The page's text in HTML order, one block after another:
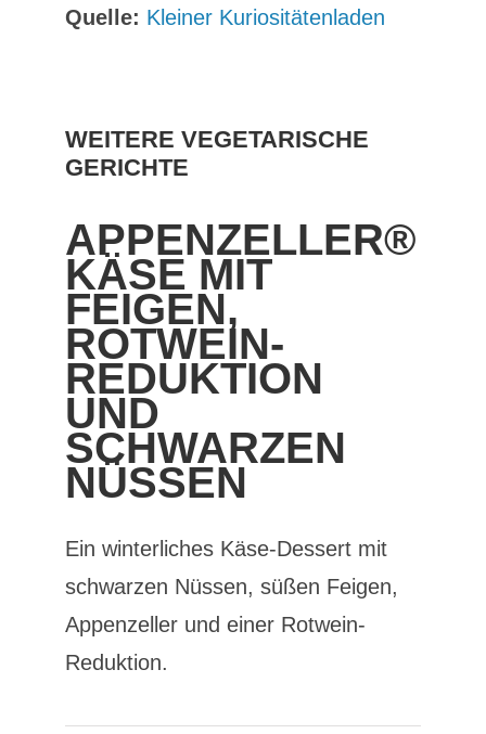
Quelle: Kleiner Kuriositätenladen
WEITERE VEGETARISCHE
GERICHTE
APPENZELLER®
KÄSE MIT
FEIGEN,
ROTWEIN-
REDUKTION
UND
SCHWARZEN
NÜSSEN
Ein winterliches Käse-Dessert mit
schwarzen Nüssen, süßen Feigen,
Appenzeller und einer Rotwein-
Reduktion.